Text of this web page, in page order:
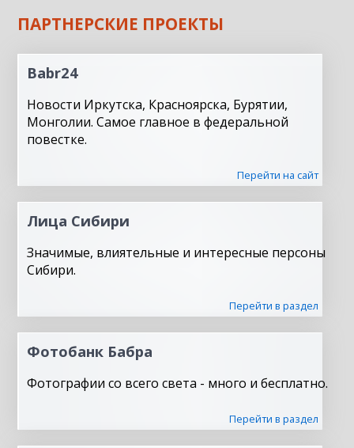
ПАРТНЕРСКИЕ ПРОЕКТЫ
Babr24
Новости Иркутска, Красноярска, Бурятии,
Монголии. Самое главное в федеральной
повестке.
Перейти на сайт
Лица Сибири
Значимые, влиятельные и интересные персоны
Сибири.
Перейти в раздел
Фотобанк Бабра
Фотографии со всего света - много и бесплатно.
Перейти в раздел